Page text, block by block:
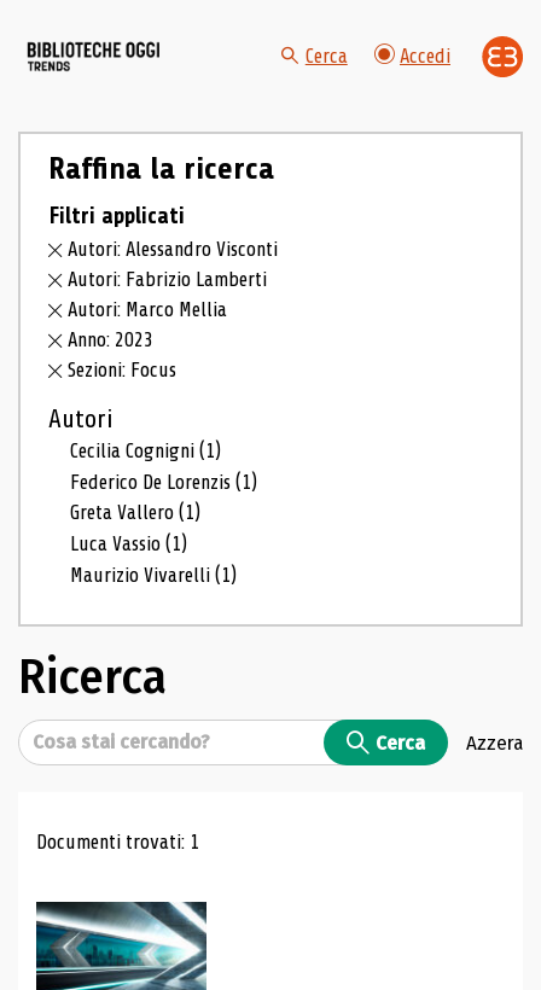
Cerca Accedi
Raffina la ricerca
Filtri applicati
Autori: Alessandro Visconti
Autori: Fabrizio Lamberti
Autori: Marco Mellia
Anno: 2023
Sezioni: Focus
Autori
Cecilia Cognigni(1)
Federico De Lorenzis(1)
Greta Vallero(1)
Luca Vassio(1)
Maurizio Vivarelli(1)
Ricerca
Cerca Cerca Azzera
Risultati di ricerca
Documenti trovati: 1